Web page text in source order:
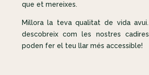
que et mereixes.
Millora la teva qualitat de vida avui.
descobreix com les nostres
poden fer el teu llar més accessible!